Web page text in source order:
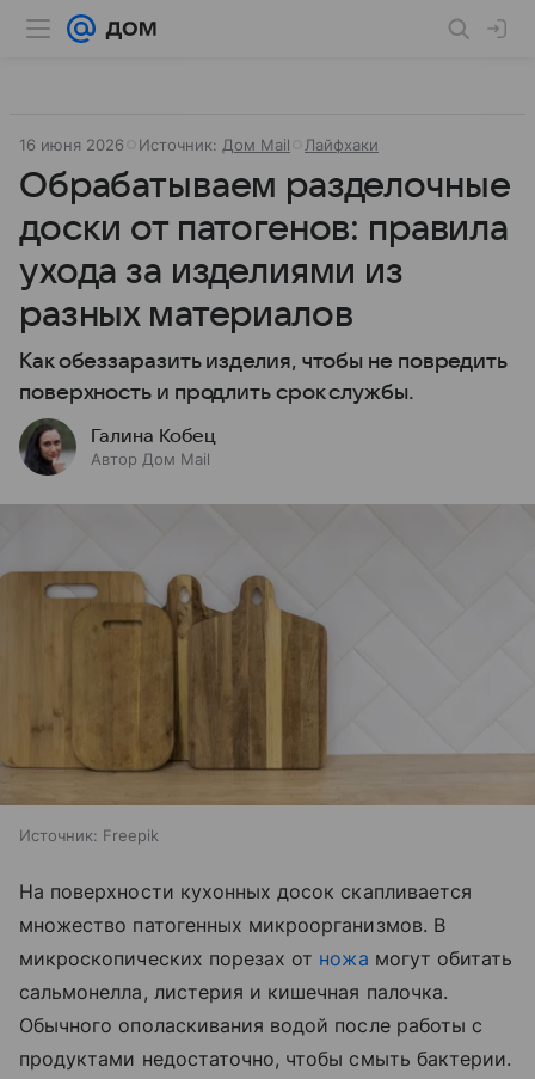
16 июня 2026 Источник: Дом Mail Лайфхаки
Обрабатываем разделочные
доски от патогенов: правила
ухода за изделиями из
разных материалов
Как обеззаразить изделия, чтобы не повредить
поверхность и продлить срок службы.
Галина Кобец
Автор Дом Mail
Источник: Freepik
На поверхности кухонных досок скапливается
множество патогенных микроорганизмов. В
микроскопических порезах от ножа могут обитать
сальмонелла, листерия и кишечная палочка.
Обычного ополаскивания водой после работы с
продуктами недостаточно, чтобы смыть бактерии.